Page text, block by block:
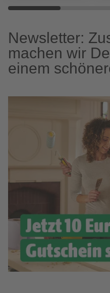
Newsletter:
machen wir
einem